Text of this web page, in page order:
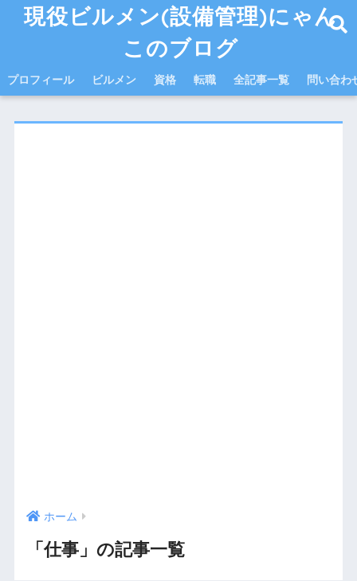
現役ビルメン(設備管理)にゃん
このブログ
プロフィール ビルメン 資格 転職 全記事一覧 問い合わ
ホーム
「仕事」の記事一覧